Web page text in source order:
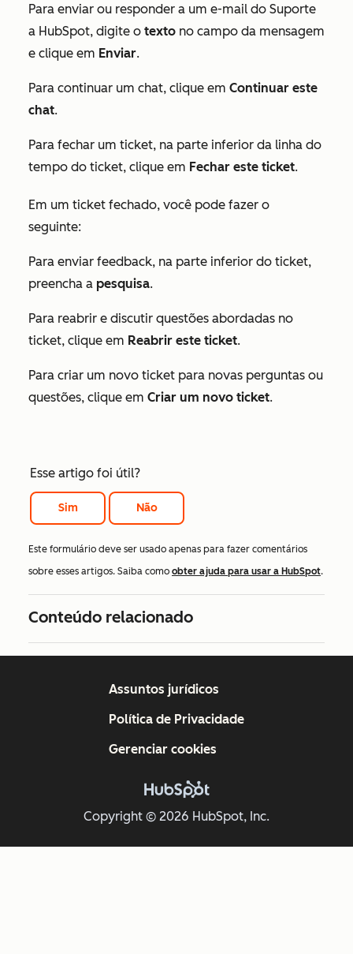
Para enviar ou responder a um e-mail do Suporte
a HubSpot, digite o texto no campo da mensagem
e clique em Enviar.
Para continuar um chat, clique em Continuar este
chat.
Para fechar um ticket, na parte inferior da linha do
tempo do ticket, clique em Fechar este ticket.
Em um ticket fechado, você pode fazer o
seguinte:
Para enviar feedback, na parte inferior do ticket,
preencha a pesquisa.
Para reabrir e discutir questões abordadas no
ticket, clique em Reabrir este ticket.
Para criar um novo ticket para novas perguntas ou
questões, clique em Criar um novo ticket.
Esse artigo foi útil?
Sim Não
Este formulário deve ser usado apenas para fazer comentários
sobre esses artigos. Saiba como obter ajuda para usar a HubSpot.
Conteúdo relacionado
Copyright © 2026 HubSpot, Inc.
Assuntos jurídicos
Política de Privacidade
Gerenciar cookies